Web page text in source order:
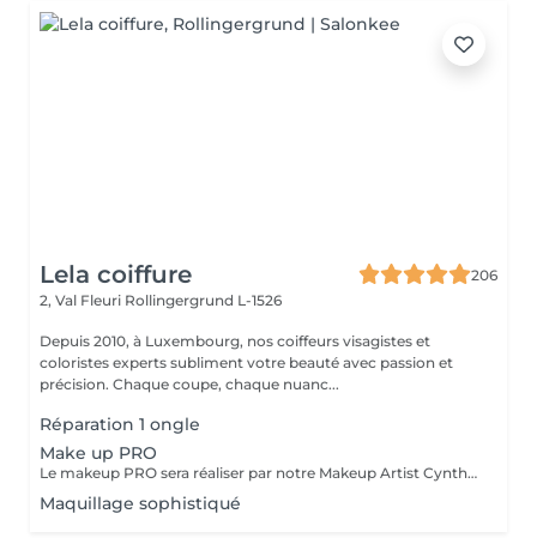
Lela coiffure
206
2, Val Fleuri Rollingergrund L-1526
Depuis 2010, à Luxembourg, nos coiffeurs visagistes et
coloristes experts subliment votre beauté avec passion et
précision. Chaque coupe, chaque nuanc...
Réparation 1 ongle
Make up PRO
Le makeup PRO sera réaliser par notre Makeup Artist Cynthia. Pour tout renseignements ou rendez-vous, veuillez nous contacter par téléphone.
Maquillage sophistiqué